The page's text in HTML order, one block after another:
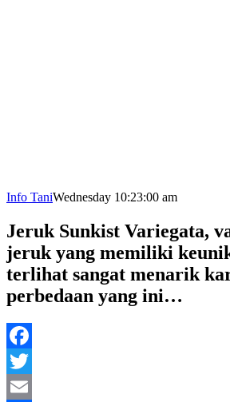
Info TaniWednesday 10:23:00 am
Jeruk Sunkist Variegata,
jeruk yang memiliki
terlihat sangat menarik
perbedaan yang ini…
Facebook
Twitter